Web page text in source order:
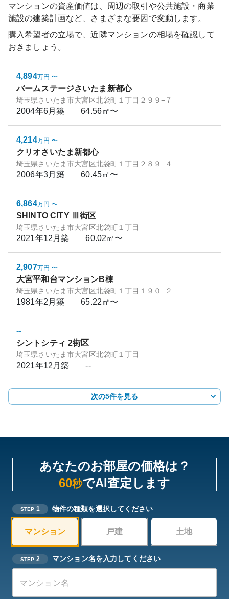
マンションの資産価値は、周辺の取引や公共施設・商業
施設の建築計画など、さまざまな要因で変動します。
購入希望者の立場で、近隣マンションの相場を確認して
おきましょう。
4,894万円 〜
バームステージさいたま新都心
埼玉県さいたま市大宮区北袋町１丁目２９９−７
2004年6月築 64.56㎡〜
4,214万円 〜
クリオさいたま新都心
埼玉県さいたま市大宮区北袋町１丁目２８９−４
2006年3月築 60.45㎡〜
6,864万円 〜
SHINTO CITY Ⅲ街区
埼玉県さいたま市大宮区北袋町１丁目
2021年12月築 60.02㎡〜
2,907万円 〜
大宮平和台マンションB棟
埼玉県さいたま市大宮区北袋町１丁目１９０−２
1981年2月築 65.22㎡〜
--
シントシティ 2街区
埼玉県さいたま市大宮区北袋町１丁目
2021年12月築 --
次の5件を見る
あなたのお部屋の価格は？
60秒でAI査定します
STEP 1 物件の種類を選択してください
マンション 戸建 土地
STEP 2 マンション名を入力してください